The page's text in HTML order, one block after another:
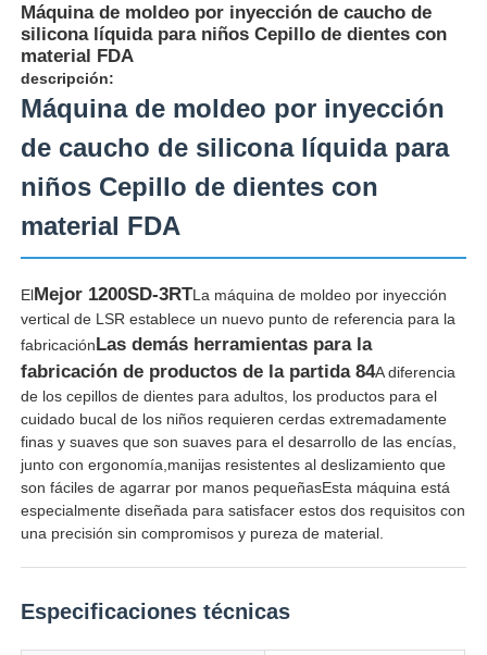
Inicio
Productos
Sobre nosotros
Visita a la fábrica
Máquina de moldeo por inyección de caucho de
silicona líquida para niños Cepillo de dientes con
material FDA
descripción:
Máquina de moldeo por inyección
de caucho de silicona líquida para
niños Cepillo de dientes con
material FDA
ElMejor 1200SD-3RTLa máquina de moldeo por inyección
vertical de LSR establece un nuevo punto de referencia para la
fabricaciónLas demás herramientas para la
fabricación de productos de la partida 84A diferencia
de los cepillos de dientes para adultos, los productos para el
cuidado bucal de los niños requieren cerdas extremadamente
finas y suaves que son suaves para el desarrollo de las encías,
junto con ergonomía,manijas resistentes al deslizamiento que
son fáciles de agarrar por manos pequeñasEsta máquina está
especialmente diseñada para satisfacer estos dos requisitos con
una precisión sin compromisos y pureza de material.
Especificaciones técnicas